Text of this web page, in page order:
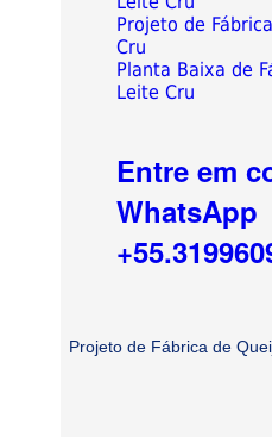
Projeto de
Cru
Planta Baixa de
Leite Cru
Entre em
WhatsApp
Projeto de Fábrica de